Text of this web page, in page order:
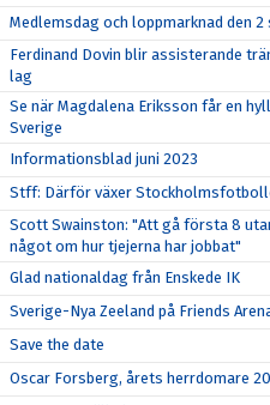
Medlemsdag och loppmarknad den 2
Ferdinand Dovin blir assisterande
lag
Se när Magdalena Eriksson får en
Sverige
Informationsblad juni 2023
Stff: Därför växer
Scott Swainston: "Att gå första 8
något om hur tjejerna har jobbat"
Glad nationaldag från Enskede IK
Sverige-Nya Zeeland på Friends
Save the date
Oscar Forsberg, årets herrdomare